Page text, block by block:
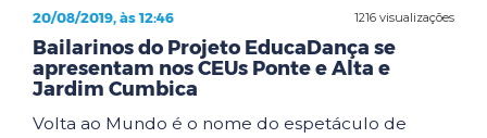
1216 visualizações
20/08/2019, às 12:46
Bailarinos do Projeto EducaDança se
apresentam nos CEUs Ponte e Alta e
Jardim Cumbica
Volta ao Mundo é o nome do espetáculo de